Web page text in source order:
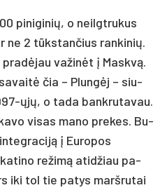
pi­ni­gi­nių, o neilgt­ru­kus
ne 2 tūkstan­čius ran­ki­nių.
va­žinėt į Maskvą.
čia – Plungėj – siu­
ųjų, o ta­da bank­ru­ta­vau.
vi­sas ma­no pre­kes. Bu­
į Eu­ro­pos
re­žimą ati­džiau pa­
iki tol tie pa­tys marš­ru­tai